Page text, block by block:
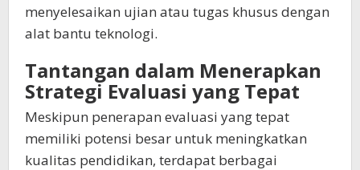
menyelesaikan ujian atau tugas khusus dengan
alat bantu teknologi.
Tantangan dalam Menerapkan
Strategi Evaluasi yang Tepat
Meskipun penerapan evaluasi yang tepat
memiliki potensi besar untuk meningkatkan
kualitas pendidikan, terdapat berbagai